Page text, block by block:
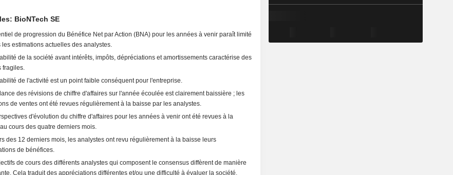
BioNTech SE
de progression du Bénéfice Net par Action (BNA) pour les années à venir paraît limité
les estimations actuelles des analystes.
de la société avant intérêts, impôts, dépréciations et amortissements caractérise des
fragiles.
de l'activité est un point faible conséquent pour l'entreprise.
des révisions de chiffre d'affaires sur l'année écoulée est clairement baissière ; les
de ventes ont été revues régulièrement à la baisse par les analystes.
d'évolution du chiffre d'affaires pour les années à venir ont été revues à la
cours des quatre derniers mois.
des 12 derniers mois, les analystes ont revu régulièrement à la baisse leurs
de bénéfices.
de cours des différents analystes qui composent le consensus diffèrent de manière
Cela traduit des appréciations différentes et/ou une difficulté à évaluer la société.